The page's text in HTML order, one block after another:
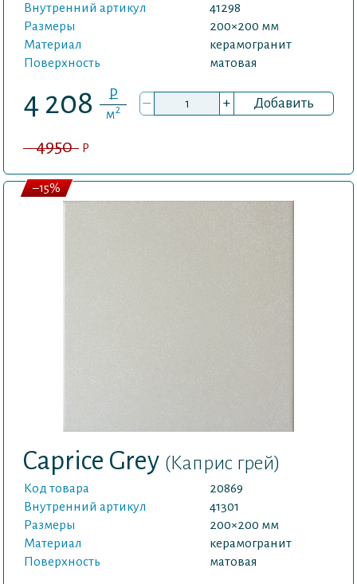
Внутренний артикул
41298
Размеры
200×200 мм
Материал
керамогранит
Поверхность
матовая
4 208 P
м2 – + Добавить
4950 P
Caprice Grey (Каприс грей)
Код товара
20869
Внутренний артикул
41301
Размеры
200×200 мм
Материал
керамогранит
Поверхность
матовая
–15%